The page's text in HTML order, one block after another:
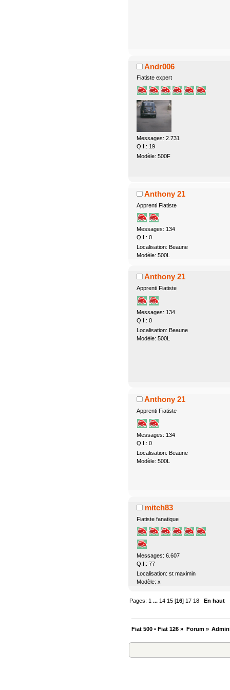
Andr006
Fiatiste expert
Messages: 2.731
Q.I.: 19
Modèle: 500F
Anthony 21
Apprenti Fiatiste
Messages: 134
Q.I.: 0
Localisation: Beaune
Modèle: 500L
Anthony 21
Apprenti Fiatiste
Messages: 134
Q.I.: 0
Localisation: Beaune
Modèle: 500L
Anthony 21
Apprenti Fiatiste
Messages: 134
Q.I.: 0
Localisation: Beaune
Modèle: 500L
mitch83
Fiatiste fanatique
Messages: 6.607
Q.I.: 77
Localisation: st maximin
Modèle: x
Pages: 1 ... 14 15 [16] 17 18 En haut
Fiat 500 • Fiat 126 » Forum»